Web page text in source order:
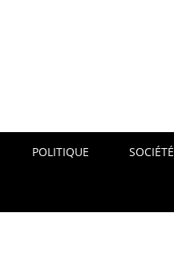
POLITIQUE SOCIÉTÉ